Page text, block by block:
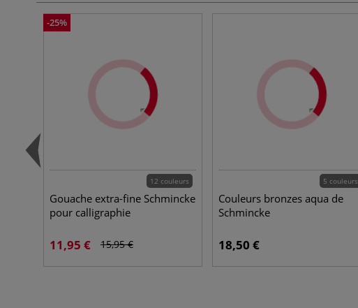
-25%
12 couleurs
Gouache extra-fine Schmincke
pour calligraphie
11,95 € 15,95 €
5 couleurs
Couleurs bronzes aqua de
Schmincke
18,50 €